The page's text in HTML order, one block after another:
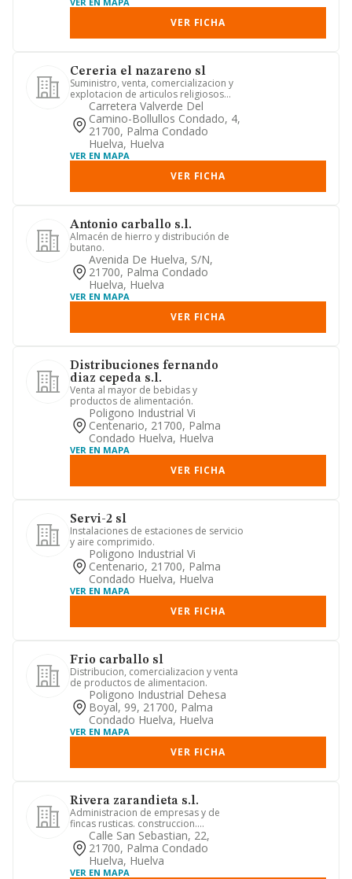
VER FICHA
Cereria el nazareno sl
Suministro, venta, comercializacion y
explotacion de articulos religiosos
orfebreria, albas, orname...
Carretera Valverde Del
Camino-Bollullos Condado, 4,
21700, Palma Condado
Huelva, Huelva
VER EN MAPA
VER FICHA
Antonio carballo s.l.
Almacén de hierro y distribución de
butano.
Avenida De Huelva, S/n,
21700, Palma Condado
Huelva, Huelva
VER EN MAPA
VER FICHA
Distribuciones fernando
diaz cepeda s.l.
Venta al mayor de bebidas y
productos de alimentación.
Poligono Industrial Vi
Centenario, 21700, Palma
Condado Huelva, Huelva
VER EN MAPA
VER FICHA
Servi-2 sl
Instalaciones de estaciones de servicio
y aire comprimido.
Poligono Industrial Vi
Centenario, 21700, Palma
Condado Huelva, Huelva
VER EN MAPA
VER FICHA
Frio carballo sl
Distribucion, comercializacion y venta
de productos de alimentacion.
Poligono Industrial Dehesa
Boyal, 99, 21700, Palma
Condado Huelva, Huelva
VER EN MAPA
VER FICHA
Rivera zarandieta s.l.
Administracion de empresas y de
fincas rusticas. construccion.
compraventa, alquiler de inmuebles. ...
Calle San Sebastian, 22,
21700, Palma Condado
Huelva, Huelva
VER EN MAPA